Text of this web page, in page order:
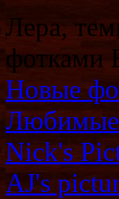
Лера,
фотками
Новые
Любимые
Nick's
AJ's